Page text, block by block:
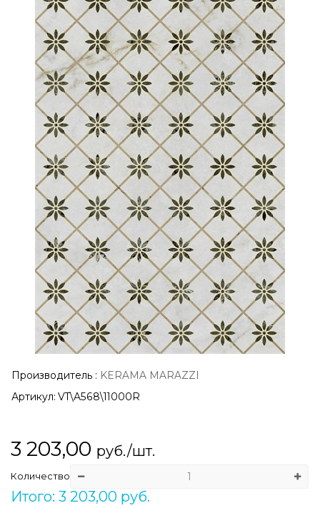
Производитель : KERAMA MARAZZI
Артикул: VT\A568\11000R
3 203,00 руб./шт.
Количество
Итого: 3 203,00 руб.